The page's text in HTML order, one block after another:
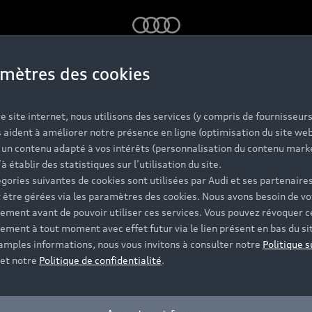
concept : un
à la double
électrique démontre que les
propose deux expériences de
classe ou l'agilité d'une
de lecture: 6 min – Texte : AUDI AG – Photo : AUDI AG – 05/
des cookies
site internet, nous utilisons des services (y compris de
aident à améliorer notre présence en ligne (optimisation du site
contenu adapté à vos intérêts (personnalisation du contenu
établir des statistiques sur l’utilisation du site.
suivantes de cookies sont utilisées par Audi et ses
être gérées via les paramètres des cookies. Nous avons besoin de
avant de pouvoir utiliser ces services. Vous pouvez révoquer
à tout moment avec effet futur via le lien présent en bas du
informations, nous vous invitons à consulter notre Politique
et notre Politique de confidentialité.